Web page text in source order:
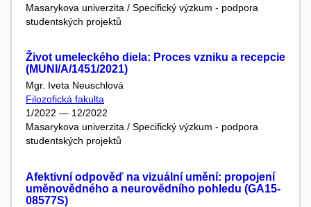
Masarykova univerzita / Specifický výzkum - podpora
studentských projektů
Život umeleckého diela: Proces vzniku a recepcie
(MUNI/A/1451/2021)
Mgr. Iveta Neuschlová
Filozofická fakulta
1/2022 — 12/2022
Masarykova univerzita / Specifický výzkum - podpora
studentských projektů
Afektivní odpověď na vizuální umění: propojení
uměnovědného a neurovědního pohledu (GA15-
08577S)